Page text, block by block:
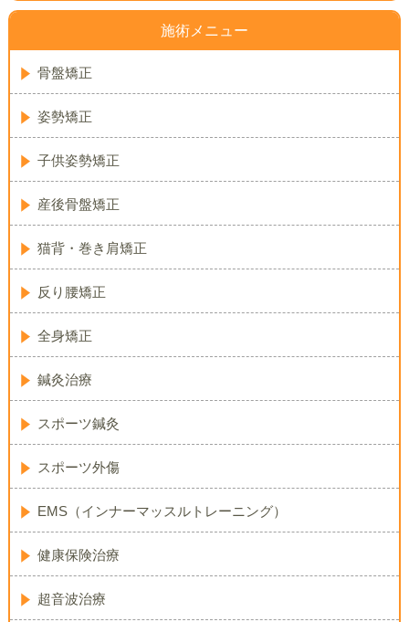
施術メニュー
骨盤矯正
姿勢矯正
子供姿勢矯正
産後骨盤矯正
猫背・巻き肩矯正
反り腰矯正
全身矯正
鍼灸治療
スポーツ鍼灸
スポーツ外傷
EMS（インナーマッスルトレーニング）
健康保険治療
超音波治療